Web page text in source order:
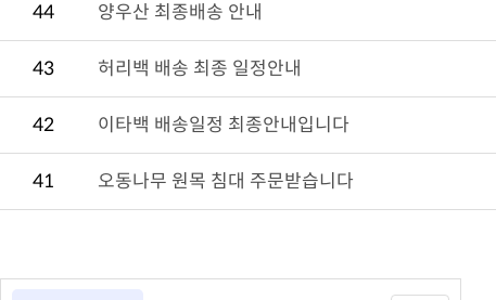
44 양우산 최종배송 안내
43 허리백 배송 최종 일정안내
42 이타백 배송일정 최종안내입니다
41 오동나무 원목 침대 주문받습니다